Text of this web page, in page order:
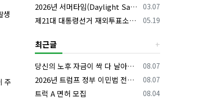
생
주
등록일
03.07
2026년 서머타임(Daylight Saving Time) 시작 안내
등록일
05.19
제21대 대통령선거 재외투표소의 명칭 및 소재지 등의 공고/올랜도 제외 투표소
최근글
등록일
08.07
당신의 노후 자금이 싹 다 날아갈 수도 있습니다, 롱텀케어 준비 하기
등록일
08.07
2026년 트럼프 정부 이민법 전면 시행 꼭 알아야 할 4가지!!
등록일
08.04
트럭 A 면허 모집